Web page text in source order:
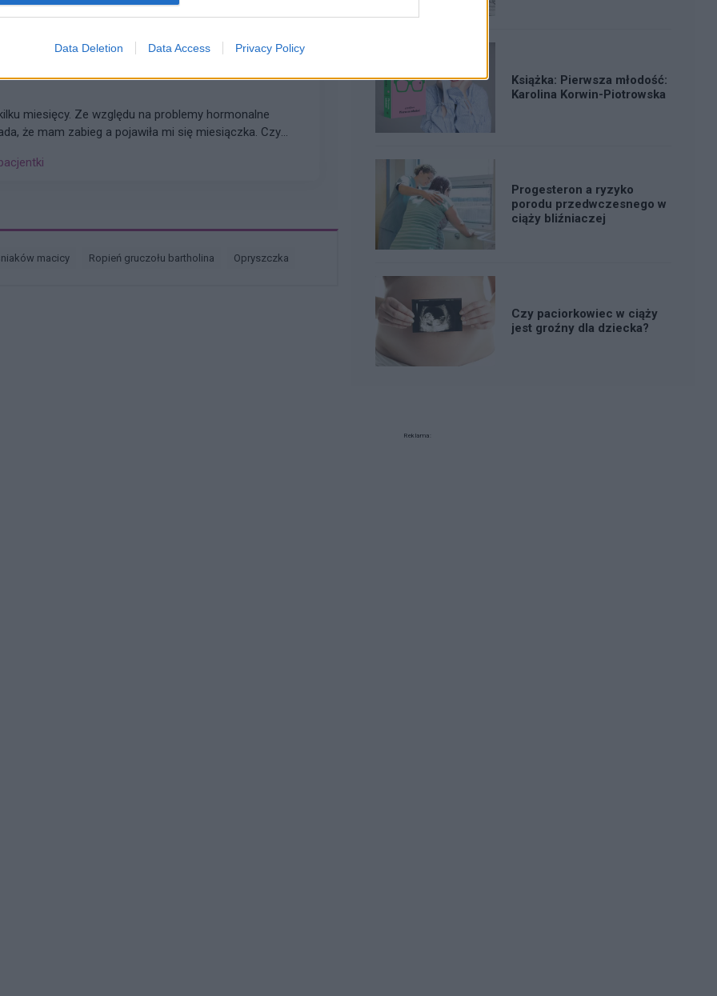
Data Deletion Data Access Privacy Policy
Co w takiej sytuacji może pomóc. ?
że mam zabieg a pojawiła mi się miesiączka. Czy
macicy ropień gruczołu bartholina opryszczka
Książka: Pierwsza młodość:
Karolina Korwin-Piotrowska
Progesteron a ryzyko
porodu przedwczesnego w
ciąży bliźniaczej
Czy paciorkowiec w ciąży
jest groźny dla dziecka?
Reklama: